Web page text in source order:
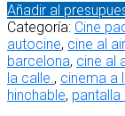
Añadir al
Categoría: Cine
autocine, cine al
barcelona, cine al
la calle. , cinema a
hinchable, pantalla